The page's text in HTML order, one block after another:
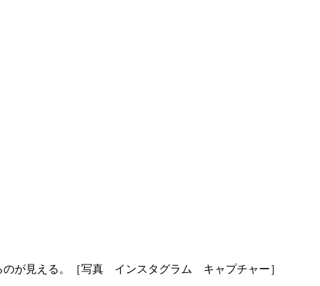
のが見える。［写真 インスタグラム キャプチャー］